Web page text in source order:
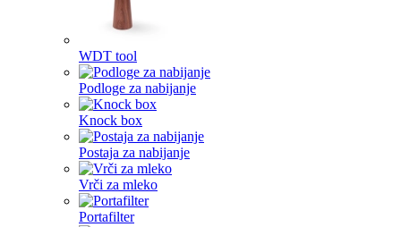
WDT tool
Podloge za nabijanje
Knock box
Postaja za nabijanje
Vrči za mleko
Portafilter